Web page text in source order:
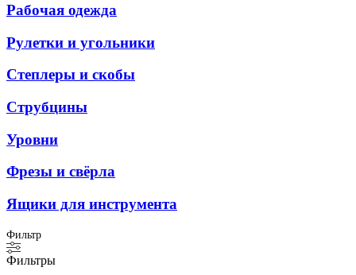
Рабочая одежда
Рулетки и угольники
Степлеры и скобы
Струбцины
Уровни
Фрезы и свёрла
Ящики для инструмента
Фильтр
Фильтры